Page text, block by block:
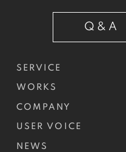
SERVICE
WORKS
COMPANY
USER VOICE
NEWS
Q&A